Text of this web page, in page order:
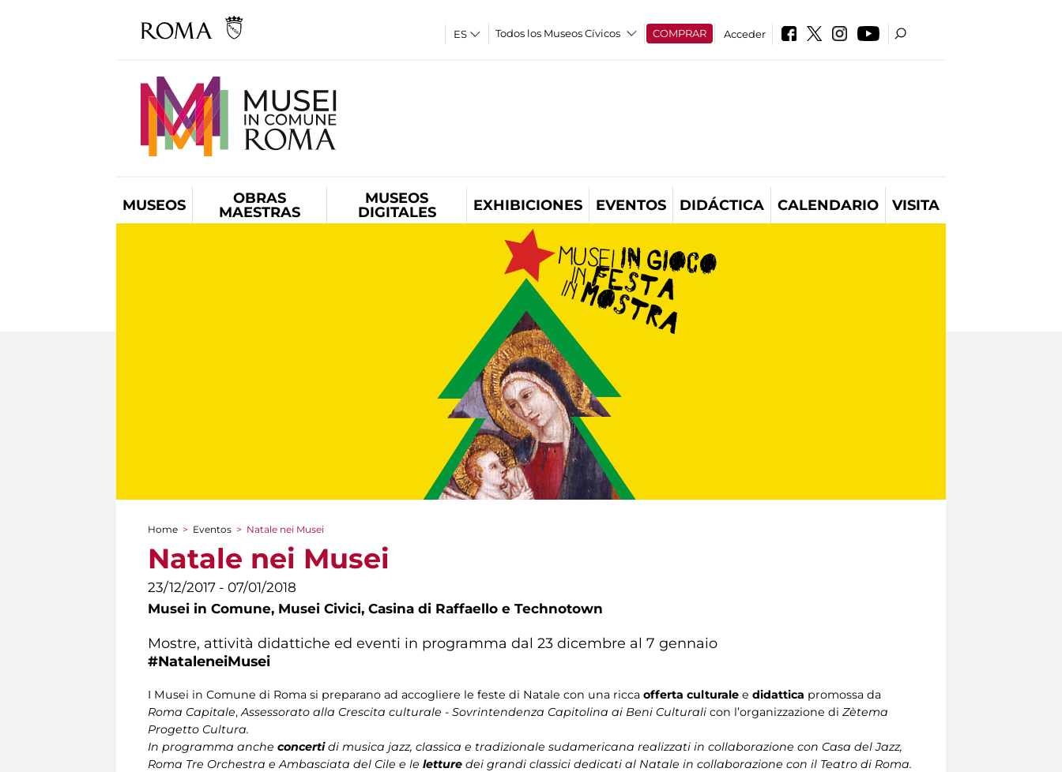
Todos los Museos Cívicos COMPRAR Acceder
MUSEOS
OBRAS
MAESTRAS
MUSEOS
DIGITALES
EXHIBICIONES EVENTOS DIDÁCTICA CALENDARIO VISITA
You are here
Home > Eventos > Natale nei Musei
Natale nei Musei
23/12/2017 - 07/01/2018
Musei in Comune, Musei Civici, Casina di Raffaello e Technotown
Mostre, attività didattiche ed eventi in programma dal 23 dicembre al 7 gennaio
#NataleneiMusei​
I Musei in Comune di Roma si preparano ad accogliere le feste di Natale con una ricca offerta culturale e didattica promossa da
Roma Capitale,Assessorato alla Crescita culturale - Sovrintendenza Capitolina ai Beni Culturali con l’organizzazione di Zètema
Progetto Cultura.
In programma anche concertidi musica jazz, classica e tradizionale sudamericana realizzati in collaborazione con Casa del Jazz,
Roma Tre Orchestra e Ambasciata del Cile e le letture dei grandi classici dedicati al Natale in collaborazione con il Teatro di Roma.